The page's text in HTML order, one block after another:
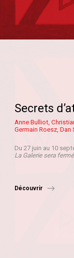
Secrets
Anne Bulliot,
Germain Roesz, Dan
Du 27 juin au 10
La Galerie sera
Découvrir